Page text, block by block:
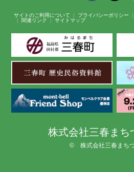
サイトのご利用について プライバシーポリシー
関連リンク
サイトマップ
株式会社三春まち
© 株式会社三春まち